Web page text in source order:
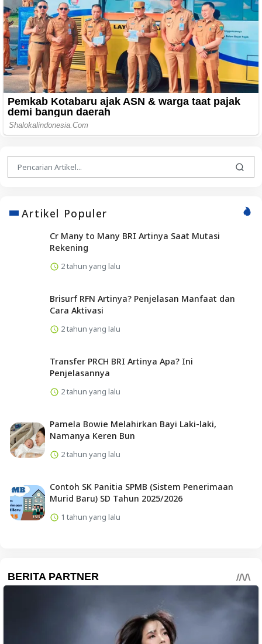
Artikel Populer
Cr Many to Many BRI Artinya Saat Mutasi
Rekening
2 tahun yang lalu
Brisurf RFN Artinya? Penjelasan Manfaat dan
Cara Aktivasi
2 tahun yang lalu
Transfer PRCH BRI Artinya Apa? Ini
Penjelasannya
2 tahun yang lalu
Pamela Bowie Melahirkan Bayi Laki-laki,
Namanya Keren Bun
2 tahun yang lalu
Contoh SK Panitia SPMB (Sistem Penerimaan
Murid Baru) SD Tahun 2025/2026
1 tahun yang lalu